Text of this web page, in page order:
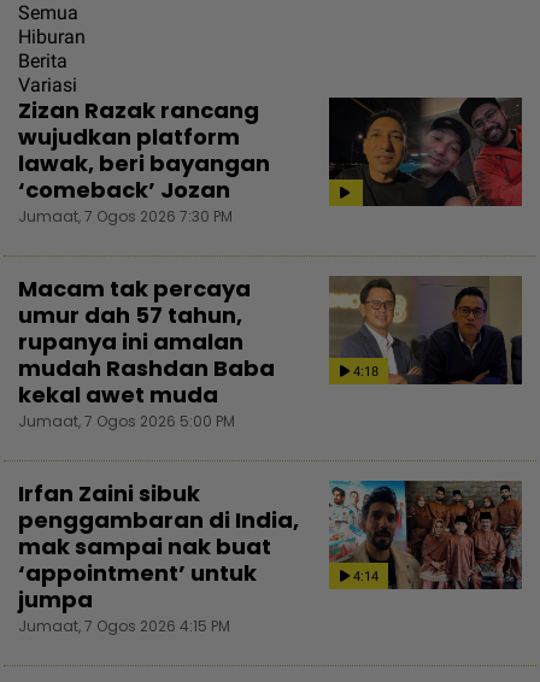
Semua
Hiburan
Berita
Variasi
Zizan Razak rancang
wujudkan platform
lawak, beri bayangan
‘comeback’ Jozan
Jumaat, 7 Ogos 2026 7:30 PM
4:18
Macam tak percaya
umur dah 57 tahun,
rupanya ini amalan
mudah Rashdan Baba
kekal awet muda
Jumaat, 7 Ogos 2026 5:00 PM
4:14
Irfan Zaini sibuk
penggambaran di India,
mak sampai nak buat
‘appointment’ untuk
jumpa
Jumaat, 7 Ogos 2026 4:15 PM